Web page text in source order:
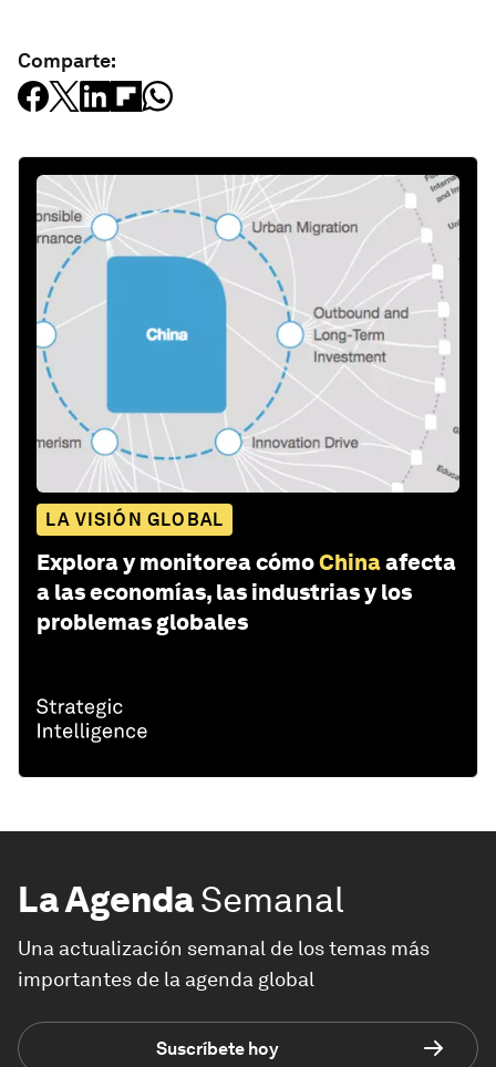
Comparte:
LA VISIÓN GLOBAL
Explora y monitorea cómoChinaafecta
a las economías, las industrias y los
problemas globales
La AgendaSemanal
Una actualización semanal de los temas más
importantes de la agenda global
Suscríbete hoy